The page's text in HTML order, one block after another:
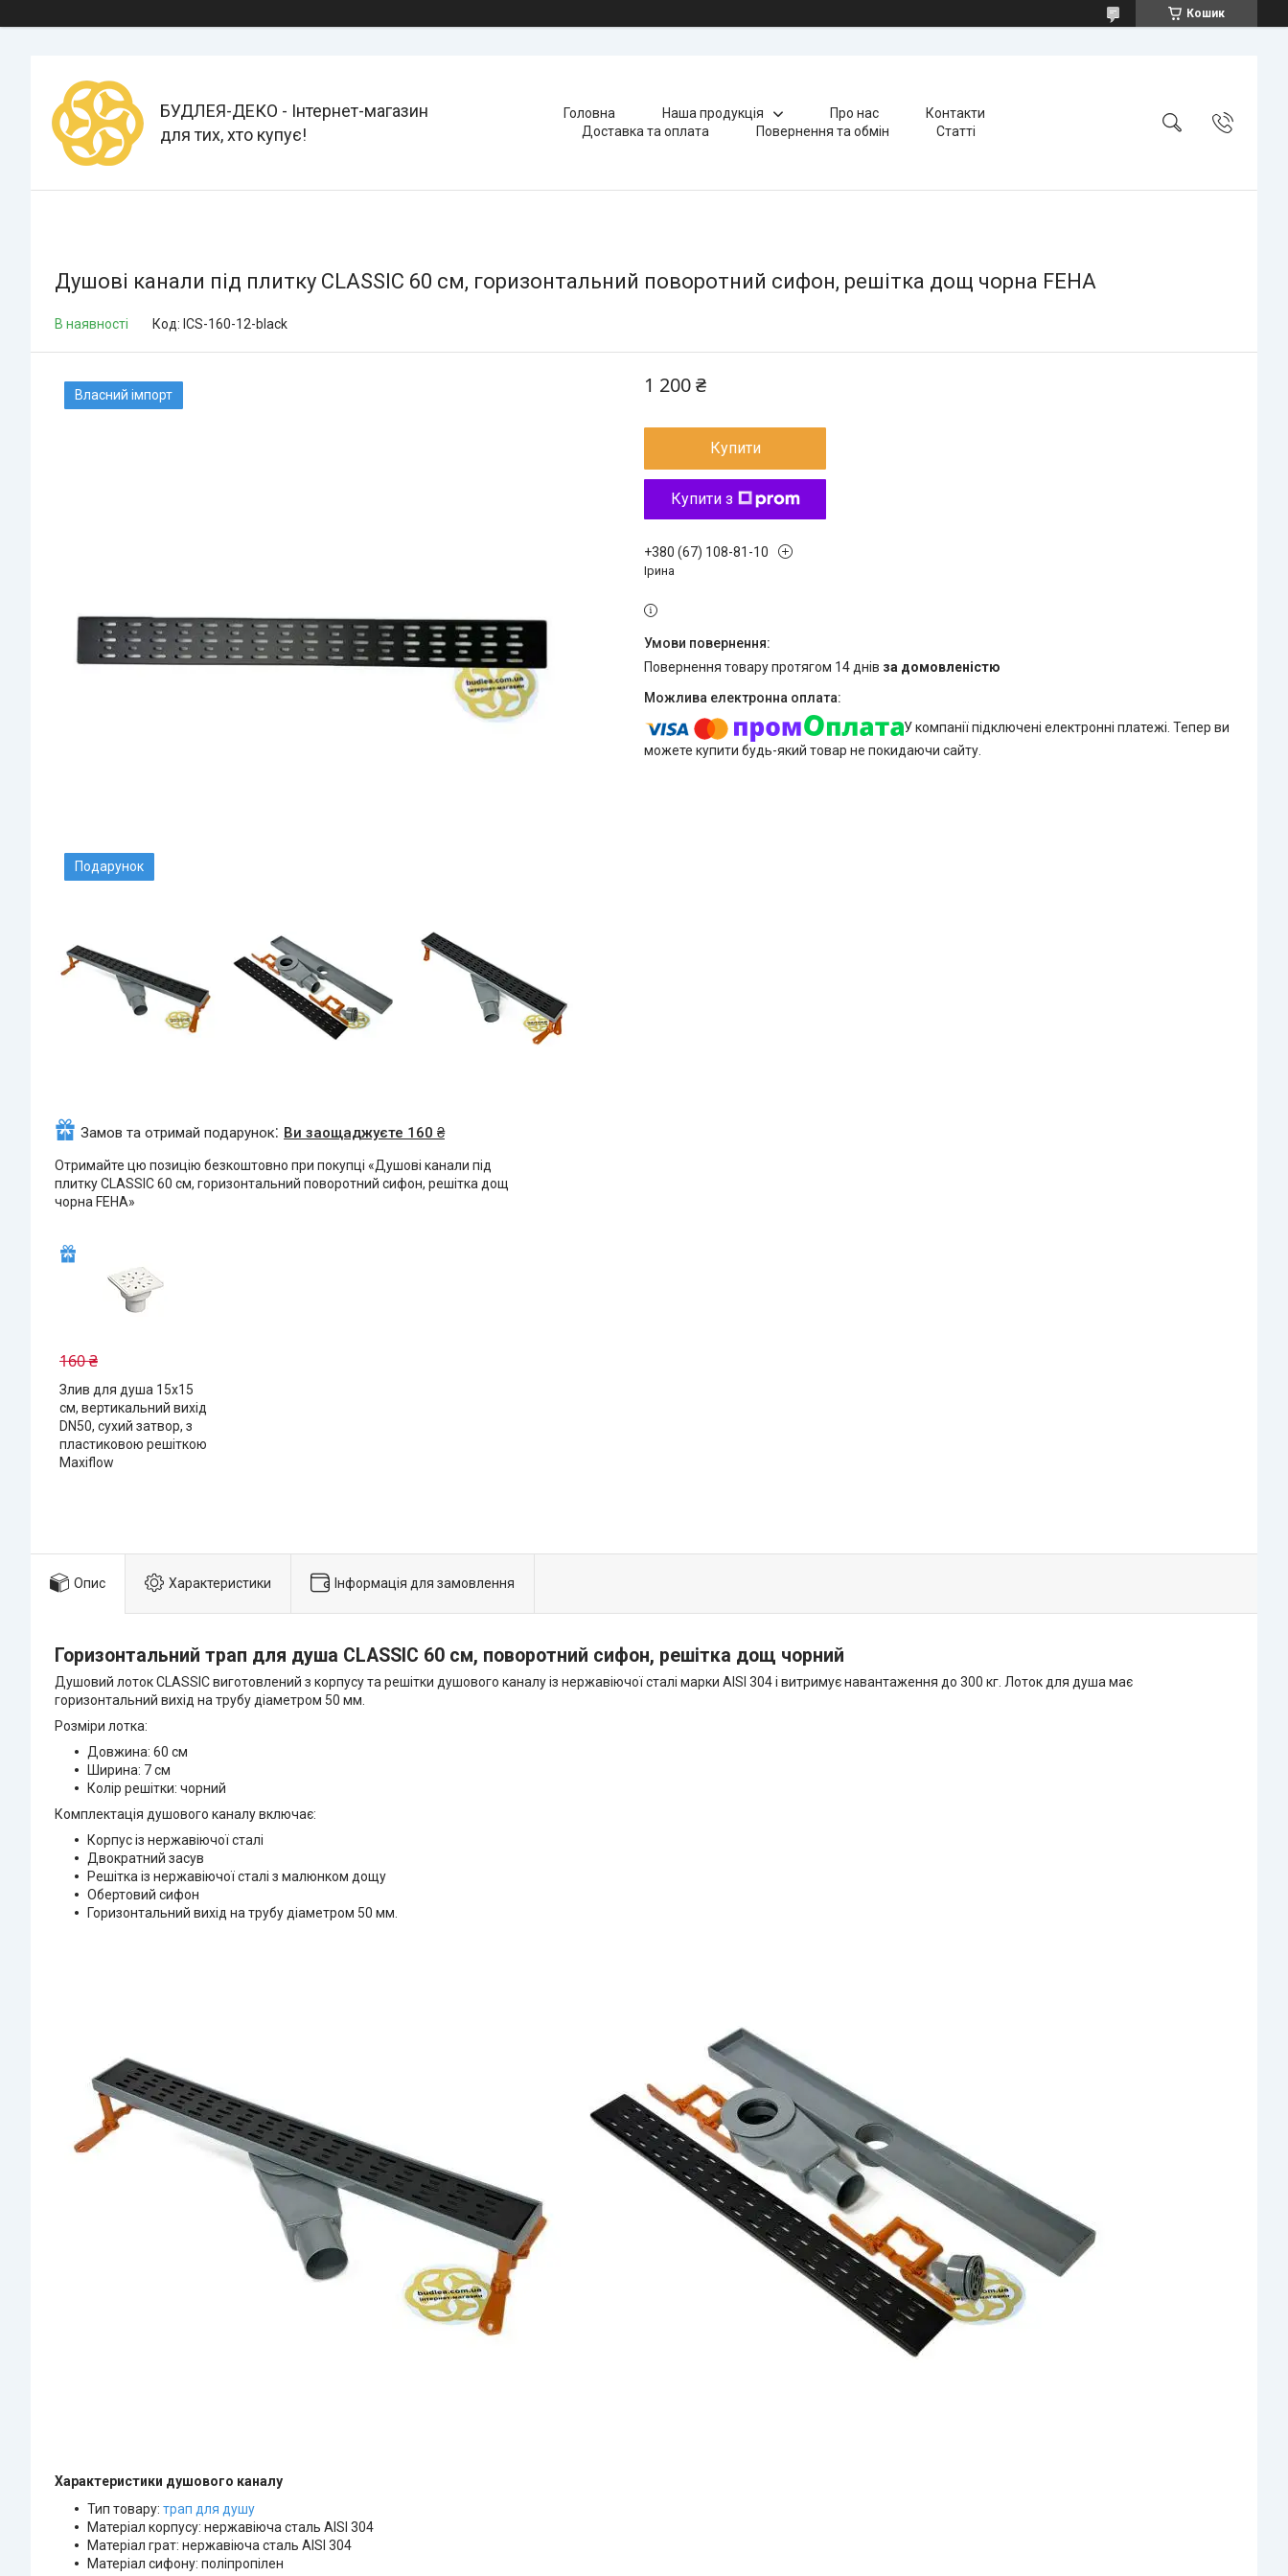
Кошик
БУДЛЕЯ-ДЕКО - Інтернет-магазин
для тих, хто купує!
Головна Наша продукція Про нас
Контакти
Доставка та оплата
Повернення та обмін Статті
Душові канали під плитку CLASSIC 60 см, горизонтальний поворотний сифон, решітка дощ чорна FEHA
В наявності Код: ICS-160-12-black
Власний імпорт
Подарунок
1 200 ₴
Купити
Купити з
+380 (67) 108-81-10
Ірина
повернення товару протягом 14 днів за домовленістю
У компанії підключені електронні платежі. Тепер ви
можете купити будь-який товар не покидаючи сайту.
Замов та отримай подарунок Ви заощаджуєте 160 ₴
Отримайте цю позицію безкоштовно при покупці «Душові канали під
плитку CLASSIC 60 см, горизонтальний поворотний сифон, решітка дощ
чорна FEHA»
160 ₴
Злив для душа 15х15
см, вертикальний вихід
DN50, сухий затвор, з
пластиковою решіткою
Maxiflow
Опис Характеристики Інформація для замовлення
Горизонтальний трап для душа CLASSIC 60 см, поворотний сифон, решітка дощ чорний
Душовий лоток CLASSIC виготовлений з корпусу та решітки душового каналу із нержавіючої сталі марки AISI 304 і витримує навантаження до 300 кг. Лоток для душа має
горизонтальний вихід на трубу діаметром 50 мм.
Розміри лотка:
Довжина: 60 см
Ширина: 7 см
Колір решітки: чорний
Комплектація душового каналу включає:
Корпус із нержавіючої сталі
Двократний засув
Решітка із нержавіючої сталі з малюнком дощу
Обертовий сифон
Горизонтальний вихід на трубу діаметром 50 мм.
Характеристики душового каналу
Тип товару: трап для душу
Матеріал корпусу: нержавіюча сталь AISI 304
Матеріал грат: нержавіюча сталь AISI 304
Матеріал сифону: поліпропілен